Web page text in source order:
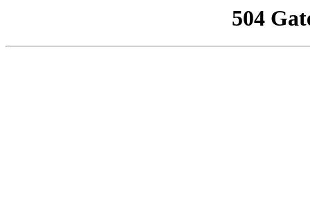
504